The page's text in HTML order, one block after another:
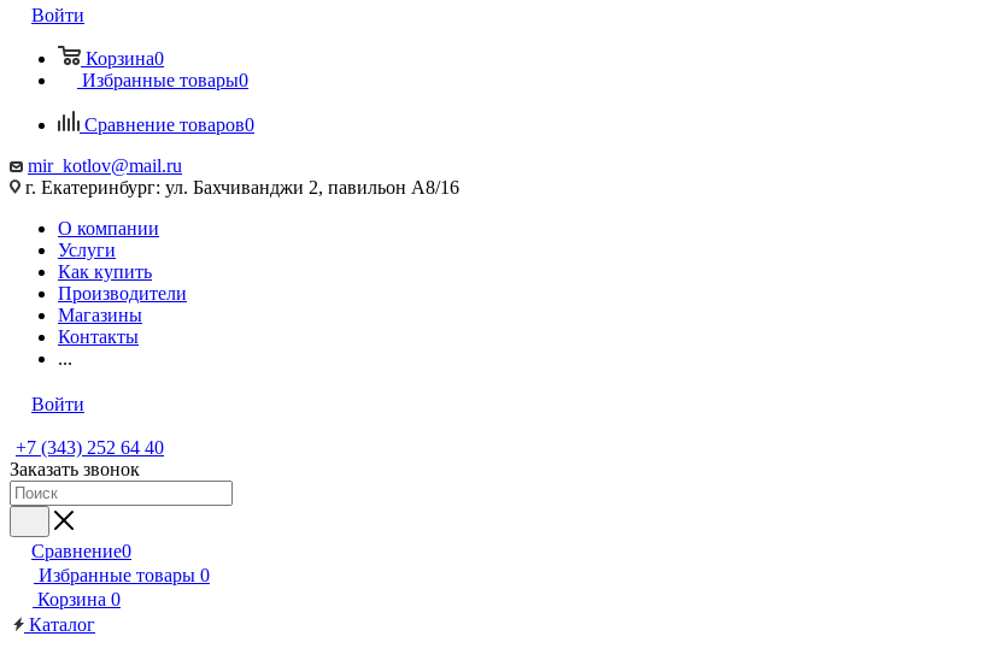
Войти
Корзина0
Избранные товары0
Сравнение товаров0
mir_kotlov@mail.ru
г. Екатеринбург: ул. Бахчиванджи 2, павильон А8/16
О компании
Услуги
Как купить
Производители
Магазины
Контакты
...
Войти
+7 (343) 252 64 40
Заказать звонок
Сравнение0
Избранные товары 0
Корзина 0
Каталог